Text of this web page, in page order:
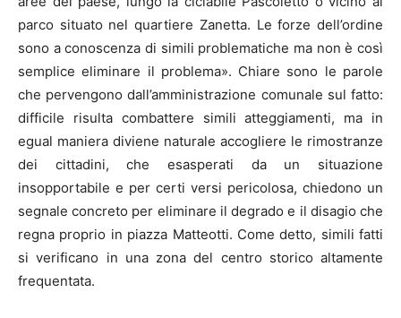
parco situato nel quartiere Zanetta. Le forze dell’ordine
sono a conoscenza di simili problematiche ma non è così
semplice eliminare il problema». Chiare sono le parole
che pervengono dall’amministrazione comunale sul fatto:
difficile risulta combattere simili atteggiamenti, ma in
egual maniera diviene naturale accogliere le rimostranze
dei cittadini, che esasperati da un situazione
insopportabile e per certi versi pericolosa, chiedono un
segnale concreto per eliminare il degrado e il disagio che
regna proprio in piazza Matteotti. Come detto, simili fatti
si verificano in una zona del centro storico altamente
frequentata.